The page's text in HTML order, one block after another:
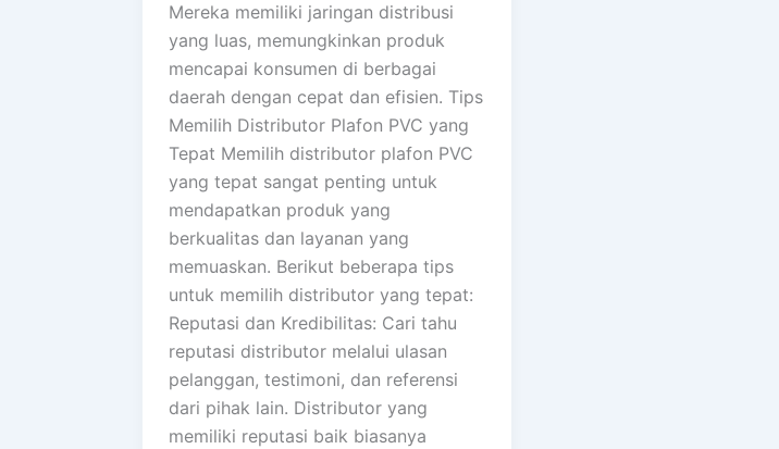
Mereka memiliki jaringan distribusi
yang luas, memungkinkan produk
mencapai konsumen di berbagai
daerah dengan cepat dan efisien. Tips
Memilih Distributor Plafon PVC yang
Tepat Memilih distributor plafon PVC
yang tepat sangat penting untuk
mendapatkan produk yang
berkualitas dan layanan yang
memuaskan. Berikut beberapa tips
untuk memilih distributor yang tepat:
Reputasi dan Kredibilitas: Cari tahu
reputasi distributor melalui ulasan
pelanggan, testimoni, dan referensi
dari pihak lain. Distributor yang
memiliki reputasi baik biasanya